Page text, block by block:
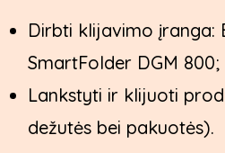
Dirbti klijavimo įranga:
SmartFolder DGM 800;
Lankstyti ir klijuoti
dežutės bei pakuotės).